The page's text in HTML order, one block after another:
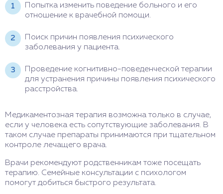
Попытка изменить поведение больного и его
отношение к врачебной помощи.
Поиск причин появления психического
заболевания у пациента.
Проведение когнитивно-поведенческой терапии
для устранения причины появления психического
расстройства.
Медикаментозная терапия возможна только в случае,
если у человека есть сопутствующие заболевания. В
таком случае препараты принимаются при тщательном
контроле лечащего врача.
Врачи рекомендуют родственникам тоже посещать
терапию. Семейные консультации с психологом
помогут добиться быстрого результата.